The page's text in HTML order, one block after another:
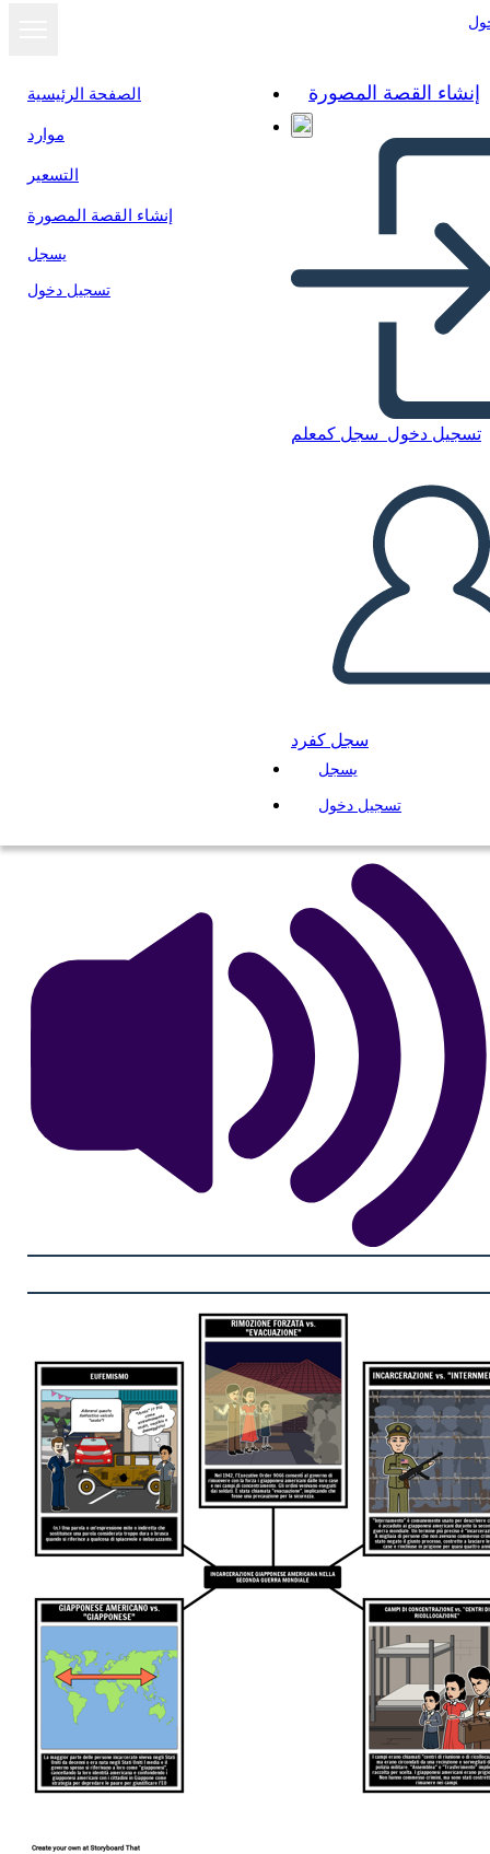
الصفحة الرئيسية
موارد
التسعير
إنشاء القصة المصورة
يسجل
تسجيل دخول
إنشاء القصة المصورة
تسجيل دخول سجل كمعلم
سجل كفرد
يسجل
تسجيل دخول
Incarcerazione americana
giapponese durante i termini
della seconda guerra
انسخ هذه القصة المصورة
اقرأ لي
عرض كشرائح